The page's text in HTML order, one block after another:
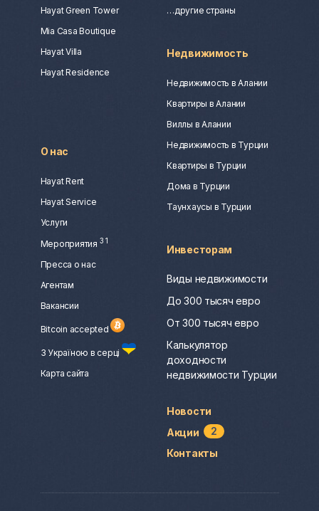
Hayat Green Tower
Mia Casa Boutique
Hayat Villa
Hayat Residence
…другие страны
О нас
Hayat Rent
Hayat Service
Услуги
Мероприятия 3 1
Пресса о нас
Агентам
Вакансии
Bitcoin accepted
З Україною в серці
Карта сайта
Недвижимость
Недвижимость в Алании
Квартиры в Алании
Виллы в Алании
Недвижимость в Турции
Квартиры в Турции
Дома в Турции
Таунхаусы в Турции
Инвесторам
Виды недвижимости
До 300 тысяч евро
От 300 тысяч евро
Калькулятор
доходности
недвижимости Турции
Новости
Акции
2
Контакты